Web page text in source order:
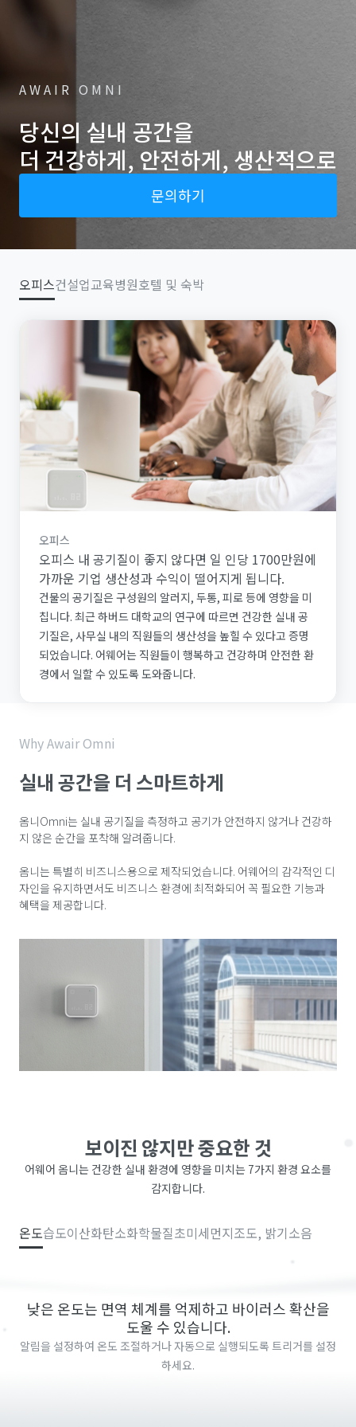
AWAIR OMNI
당신의 실내 공간을
더 건강하게, 안전하게, 생산적으로
문의하기
오피스건설업교육병원호텔 및 숙박
오피스
오피스 내 공기질이 좋지 않다면 일 인당 1700만원에
가까운 기업 생산성과 수익이 떨어지게 됩니다.
건물의 공기질은 구성원의 알러지, 두통, 피로 등에 영향을 미
칩니다. 최근 하버드 대학교의 연구에 따르면 건강한 실내 공
기질은, 사무실 내의 직원들의 생산성을 높힐 수 있다고 증명
되었습니다. 어웨어는 직원들이 행복하고 건강하며 안전한 환
경에서 일할 수 있도록 도와줍니다.
Why Awair Omni
실내 공간을 더 스마트하게
옴니Omni는 실내 공기질을 측정하고 공기가 안전하지 않거나 건강하
지 않은 순간을 포착해 알려줍니다.
옴니는 특별히 비즈니스용으로 제작되었습니다. 어웨어의 감각적인 디
자인을 유지하면서도 비즈니스 환경에 최적화되어 꼭 필요한 기능과
혜택을 제공합니다.
보이진 않지만 중요한 것
어웨어 옴니는 건강한 실내 환경에 영향을 미치는 7가지 환경 요소를
감지합니다.
온도습도이산화탄소화학물질초미세먼지조도, 밝기소음
낮은 온도는 면역 체계를 억제하고 바이러스 확산을
도울 수 있습니다.
알림을 설정하여 온도 조절하거나 자동으로 실행되도록 트리거를 설정
하세요.